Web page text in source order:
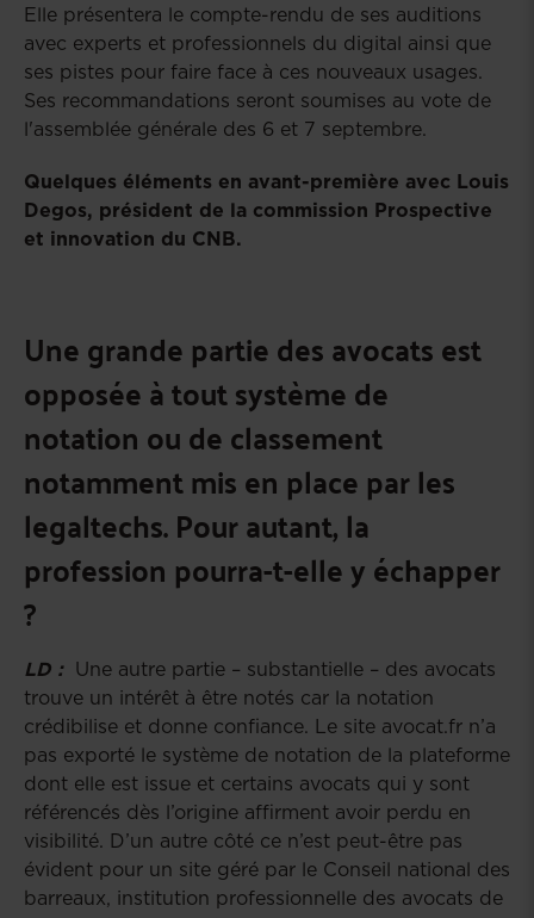
Elle présentera le compte-rendu de ses auditions
avec experts et professionnels du digital ainsi que
ses pistes pour faire face à ces nouveaux usages.
Ses recommandations seront soumises au vote de
l'assemblée générale des 6 et 7 septembre.
Quelques éléments en avant-première avec Louis
Degos, président de la commission Prospective
et innovation du CNB.
Une grande partie des avocats est
opposée à tout système de
notation ou de classement
notamment mis en place par les
legaltechs. Pour autant, la
profession pourra-t-elle y échapper
?
LD : Une autre partie – substantielle – des avocats
trouve un intérêt à être notés car la notation
crédibilise et donne confiance. Le site avocat.fr n’a
pas exporté le système de notation de la plateforme
dont elle est issue et certains avocats qui y sont
référencés dès l’origine affirment avoir perdu en
visibilité. D’un autre côté ce n’est peut-être pas
évident pour un site géré par le Conseil national des
barreaux, institution professionnelle des avocats de